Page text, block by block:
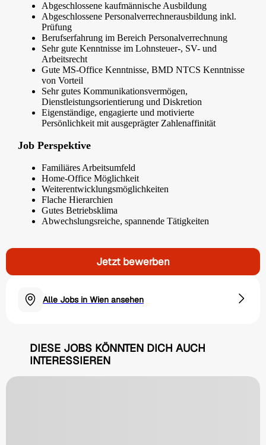
Abgeschlossene kaufmännische Ausbildung
Abgeschlossene Personalverrechnerausbildung inkl.
Prüfung
Berufserfahrung im Bereich Personalverrechnung
Sehr gute Kenntnisse im Lohnsteuer-, SV- und
Arbeitsrecht
Gute MS-Office Kenntnisse, BMD NTCS Kenntnisse
von Vorteil
Sehr gutes Kommunikationsvermögen,
Dienstleistungsorientierung und Diskretion
Eigenständige, engagierte und motivierte
Persönlichkeit mit ausgeprägter Zahlenaffinität
Job Perspektive
Familiäres Arbeitsumfeld
Home-Office Möglichkeit
Weiterentwicklungsmöglichkeiten
Flache Hierarchien
Gutes Betriebsklima
Abwechslungsreiche, spannende Tätigkeiten
Jetzt bewerben
Alle Jobs in Wien ansehen
DIESE JOBS KÖNNTEN DICH AUCH
INTERESSIEREN